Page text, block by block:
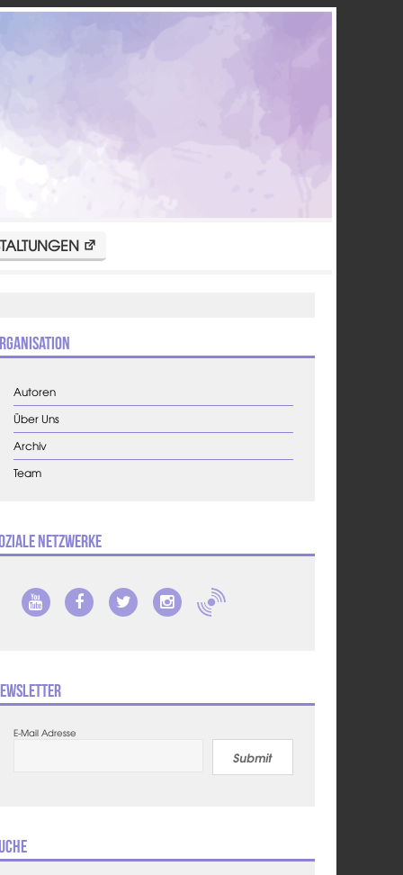
Autoren
Über Uns
Archiv
Team
Netzwerke
E-Mail Adresse
Submit